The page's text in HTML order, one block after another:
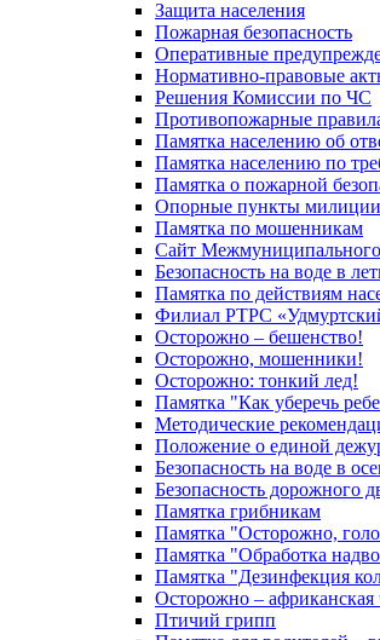
Защита населения
Пожарная безопасность
Оперативные
Нормативно-правовые
Решения Комиссии по ЧС
Противопожарные
Памятка населению об
Памятка населению по
Памятка о пожарной
Опорные пункты милиции
Памятка по мошенникам
Сайт
Безопасность на воде в
Памятка по действиям
Филиал РТРС
Осторожно – бешенство!
Осторожно, мошенники!
Осторожно: тонкий лед!
Памятка "Как уберечь
Методические
Положение о единой
Безопасность на воде в
Безопасность дорожного
Памятка грибникам
Памятка "Осторожно,
Памятка "Обработка
Памятка "Дезинфекция
Осторожно – африканская
Птичий грипп